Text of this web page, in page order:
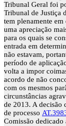
Tribunal Geral foi
Tribunal de Justiça
tem plenamente
uma apreciação
para os quais se
entrada em
não estavam,
período de
volta a impor
acordo de não
com os mesmos
circunstâncias
de 2013. A decisão
de processo
Comissão dedicado